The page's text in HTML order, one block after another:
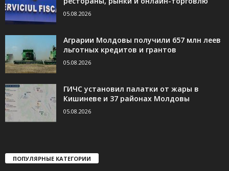
05.08.2026
Аграрии Молдовы получили 657 млн леев
льготных кредитов и грантов
05.08.2026
ГИЧС установил палатки от жары в
Кишиневе и 37 районах Молдовы
05.08.2026
ПОПУЛЯРНЫЕ КАТЕГОРИИ